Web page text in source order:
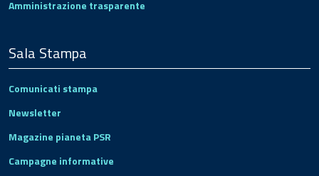
Amministrazione trasparente
Sala Stampa
Comunicati stampa
Newsletter
Magazine pianeta PSR
Campagne informative